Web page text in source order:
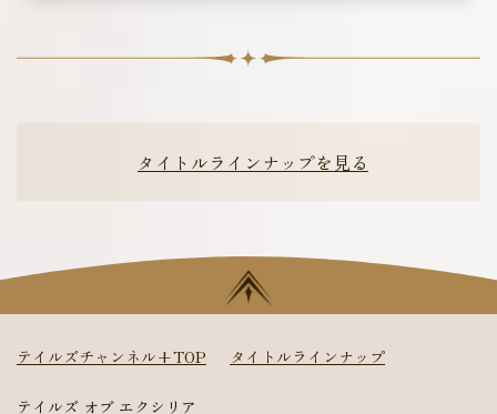
タイトルラインナップを見る
テイルズチャンネル+TOP タイトルラインナップ
テイルズ オブ エクシリア